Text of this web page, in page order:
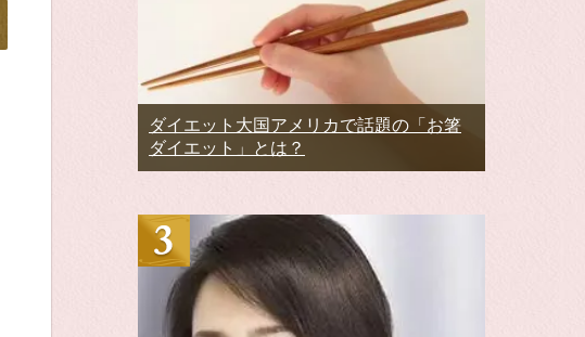
ダイエット大国アメリカで話題の「お箸
ダイエット」とは？